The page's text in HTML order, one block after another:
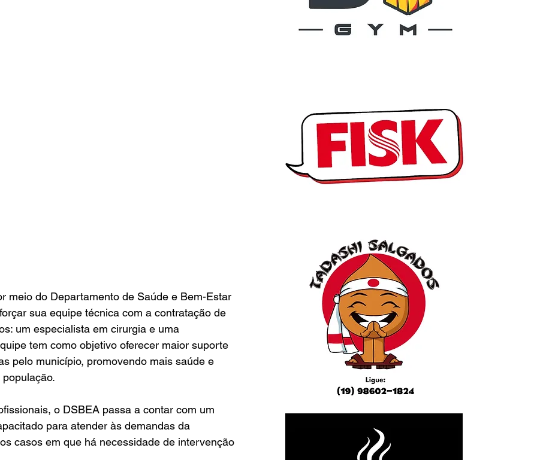
meio do Departamento de Saúde e Bem-Estar
sua equipe técnica com a contratação de
um especialista em cirurgia e uma
tem como objetivo oferecer maior suporte
pelo município, promovendo mais saúde e
o DSBEA passa a contar com um
para atender às demandas da
casos em que há necessidade de intervenção